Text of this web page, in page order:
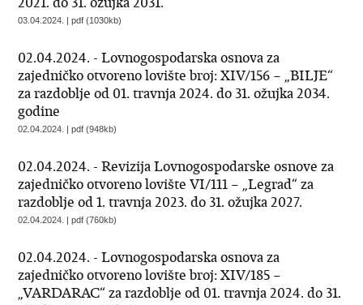
03.04.2024. | pdf (1030kb)
02.04.2024. - Lovnogospodarska osnova za
zajedničko otvoreno lovište broj: XIV/156 – „BILJE“
za razdoblje od 01. travnja 2024. do 31. ožujka 2034.
godine
02.04.2024. | pdf (948kb)
02.04.2024. - Revizija Lovnogospodarske osnove za
zajedničko otvoreno lovište VI/111 – „Legrad“ za
razdoblje od 1. travnja 2023. do 31. ožujka 2027.
02.04.2024. | pdf (760kb)
02.04.2024. - Lovnogospodarska osnova za
zajedničko otvoreno lovište broj: XIV/185 –
„VARDARAC“ za razdoblje od 01. travnja 2024. do 31.